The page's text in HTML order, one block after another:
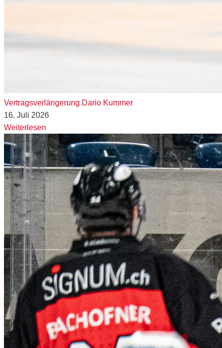
Vertragsverlängerung Dario Kummer
16. Juli 2026
Weiterlesen